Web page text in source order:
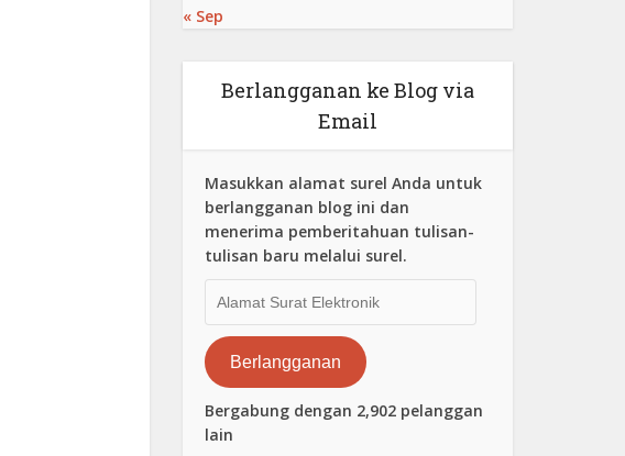
« Sep
Berlangganan ke Blog via
Email
Masukkan alamat surel Anda untuk
berlangganan blog ini dan
menerima pemberitahuan tulisan-
tulisan baru melalui surel.
Surat
Elektronik
Berlangganan
Bergabung dengan 2,902 pelanggan
lain